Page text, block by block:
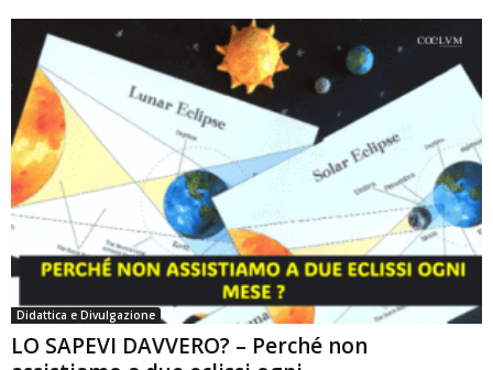
Didattica e Divulgazione
LO SAPEVI DAVVERO? – Perché non